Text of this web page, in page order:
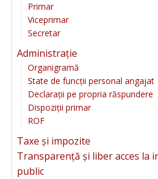
Primar
Viceprimar
Secretar
Administrație
Organigramă
State de funcții personal angajat
Declarații pe propria răspundere
Dispoziții primar
ROF
Taxe și impozite
Transparență și liber acces la
public